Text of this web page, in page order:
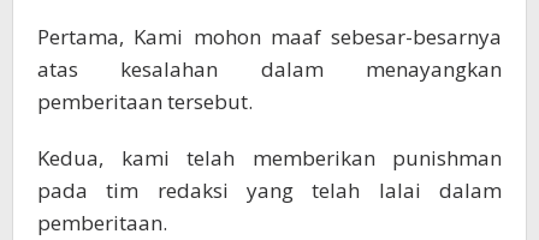
Pertama, Kami mohon maaf sebesar-besarnya
atas kesalahan dalam menayangkan
pemberitaan tersebut.
Kedua, kami telah memberikan punishman
pada tim redaksi yang telah lalai dalam
pemberitaan.